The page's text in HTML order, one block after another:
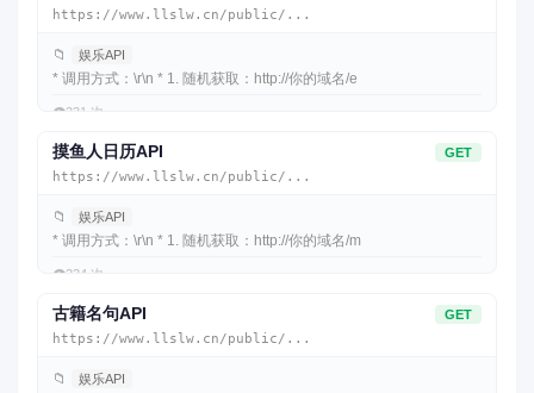
https://www.llslw.cn/public/...
📁 娱乐API
* 调用方式：\r\n * 1. 随机获取：http://你的域名/e
👁️231 次
摸鱼人日历API GET
https://www.llslw.cn/public/...
📁 娱乐API
* 调用方式：\r\n * 1. 随机获取：http://你的域名/m
👁️224 次
古籍名句API GET
https://www.llslw.cn/public/...
📁 娱乐API